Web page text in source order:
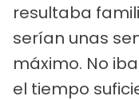
resultaba
serían unas
máximo. No
el tiempo